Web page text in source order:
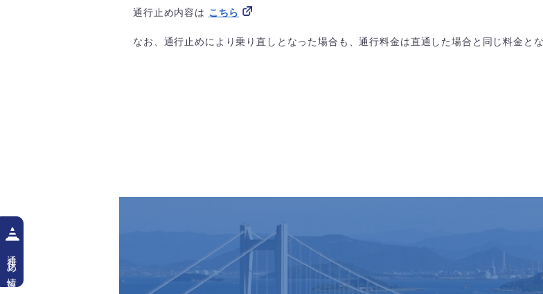
通行止め内容は こちら
なお、通行止めにより乗り直しとなった場合も、通行料金は直通した場合と同じ料金とな
通行止め情報